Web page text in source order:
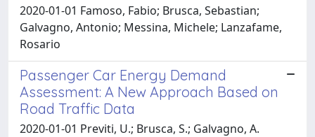
2020-01-01 Famoso, Fabio; Brusca, Sebastian;
Galvagno, Antonio; Messina, Michele; Lanzafame,
Rosario
Passenger Car Energy Demand
Assessment: A New Approach Based on
Road Traffic Data
2020-01-01 Previti, U.; Brusca, S.; Galvagno, A.